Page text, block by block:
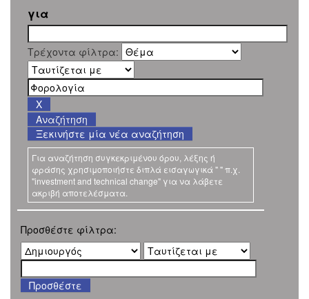
για
Τρέχοντα φίλτρα:
Ξεκινήστε μία νέα αναζήτηση
Για αναζήτηση συγκεκριμένου όρου, λέξης ή
φράσης χρησιμοποιήστε διπλά εισαγωγικά " " π.χ.
"investment and technical change" για να λάβετε
ακριβή αποτελέσματα.
Προσθέστε φίλτρα: